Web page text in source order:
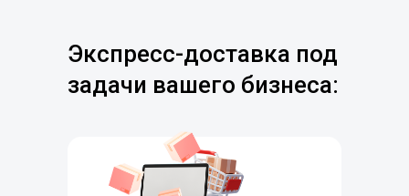
Экспресс-доставка под
задачи вашего бизнеса: